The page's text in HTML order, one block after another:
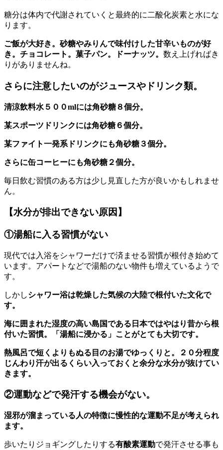
糖分は体内で代謝されていくと最終的に二酸化炭素と水にな
ります。
ご飯が大好き。砂糖やみりんで味付けした甘辛いものが好
き。チョコレート。菓子パン。ドーナッツ。 数え上げればき
りがありませんね。
さらに注意したいのがジュースやドリンク類。
清涼飲料水５００mlには角砂糖８個分。
某スポーツドリンクには角砂糖６個分。
某ファイト一発系ドリンクにも角砂糖３個分。
さらに缶コーヒーにも角砂糖２個分。
毎日飲む習慣のある方は少し見直した方が良いかもしれませ
ん。
【水分が排出できない原因】
①湯船に入る習慣がない
現代では入浴をシャワーだけで済ませる習慣が根付き始めて
います。アパートなどで湯船のない物件も増えているようで
す。
しかしシャワー浴は乾燥した気候の大陸で根付いた文化で
す。
海に囲まれた湿度の高い島国である日本ではやはり昔から根
付いた習慣。「湯船に浸かる」ことがとても大切です。
熱風呂で短くよりもぬる目のお湯でゆっくりと。２０分程度
じんわり汗が出るくらい入っておくと余分な水分が抜けてい
きます。
②運動などで発汗する機会がない。
湿邪が溜まっている人の特徴に慢性的な運動不足が考えられ
ます。
歩いたりジョギングしたりする有酸素運動で発汗させる事も